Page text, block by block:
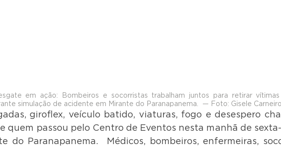
em ação: Bombeiros e socorristas trabalham juntos para retirar vítimas
simulação de acidente em Mirante do Paranapanema.  — Foto: Gisele Carneiro
giroflex, veículo batido, viaturas, fogo e desespero
quem passou pelo Centro de Eventos nesta manhã de
do Paranapanema.  Médicos, bombeiros, enfermeiras,